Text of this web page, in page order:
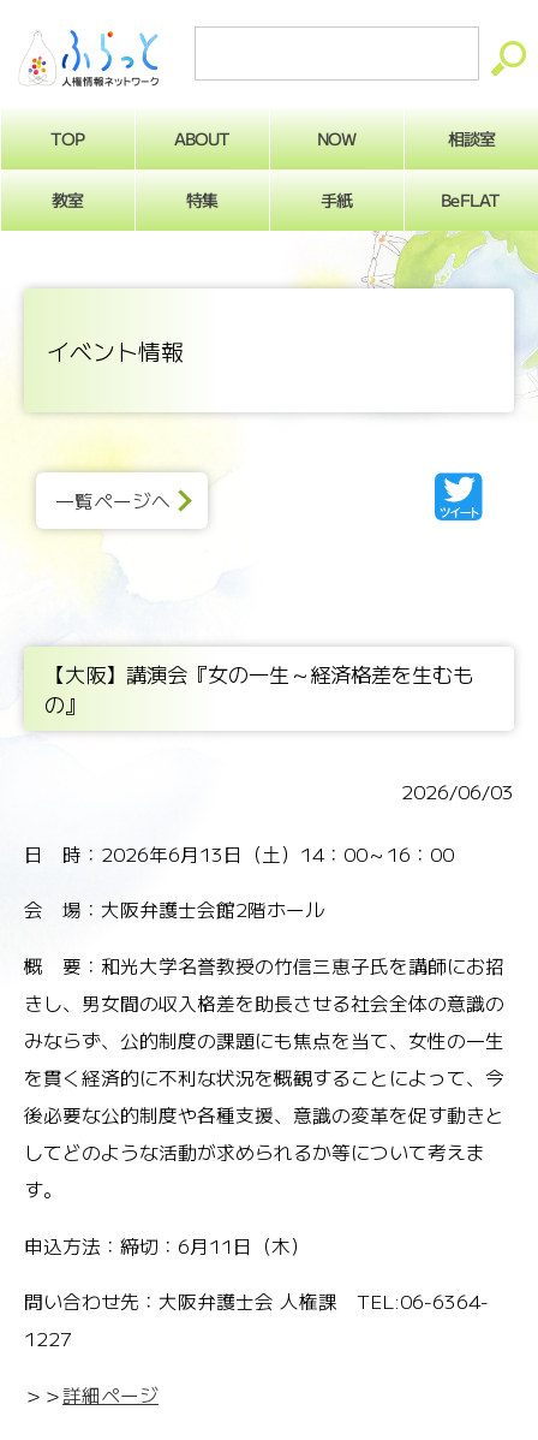
TOP ABOUT NOW 相談室
教室 特集 手紙 BeFLAT
イベント情報
一覧ページへ
【大阪】講演会『女の一生～経済格差を生むも
の』
2026/06/03
日 時：2026年6月13日（土）14：00～16：00
会 場：大阪弁護士会館2階ホール
概 要：和光大学名誉教授の竹信三恵子氏を講師にお招
きし、男女間の収入格差を助長させる社会全体の意識の
みならず、公的制度の課題にも焦点を当て、女性の一生
を貫く経済的に不利な状況を概観することによって、今
後必要な公的制度や各種支援、意識の変革を促す動きと
してどのような活動が求められるか等について考えま
す。
申込方法：締切：6月11日（木）
問い合わせ先：大阪弁護士会 人権課 TEL:06-6364-
1227
＞＞詳細ページ